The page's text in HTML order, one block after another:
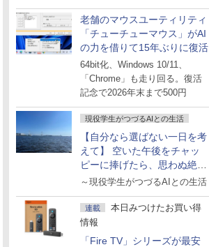
老舗のマウスユーティリティ
「チューチューマウス」がAI
の力を借りて15年ぶりに復活
64bit化、Windows 10/11、
「Chrome」も走り回る。復活
記念で2026年末まで500円
現役学生がつづるAIとの生活
【自分なら選ばない一日を考
えて】 空いた午後をチャッ
ピーに捧げたら、思わぬ絶景
に出会った話
～現役学生がつづるAIとの生活
連載
本日みつけたお買い得
情報
「Fire TV」シリーズが最安